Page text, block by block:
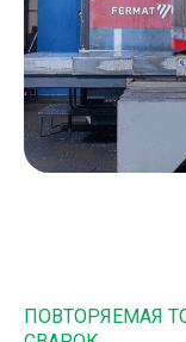
ПОВТОРЯЕМАЯ